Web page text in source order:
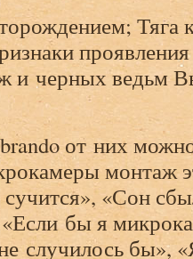
Тяга
и черных ведьм
от них
монтаж
сучится», «Сон
бы я
случилось бы»,